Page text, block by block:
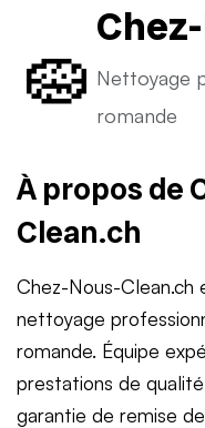
🧽 Nettoyage
romande
À propos de
Clean.ch
Chez-Nous-
nettoyage
romande. Équipe
prestations de
garantie de remise